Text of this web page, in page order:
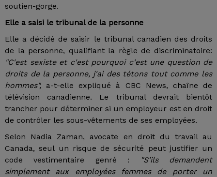
soutien-gorge.
Elle a saisi le tribunal de la personne
Elle a décidé de saisir le tribunal canadien des droits
de la personne, qualifiant la règle de discriminatoire:
"C'est sexiste et c'est pourquoi c'est une question de
droits de la personne, j'ai des tétons tout comme les
hommes", a-t-elle expliqué à CBC News, chaîne de
télévision canadienne. Le tribunal devrait bientôt
trancher pour déterminer si un employeur est en droit
de contrôler les sous-vêtements de ses employées.
Selon Nadia Zaman, avocate en droit du travail au
Canada, seul un risque de sécurité peut justifier un
code vestimentaire genré :
"S'ils demandent
simplement aux employées femmes de porter un